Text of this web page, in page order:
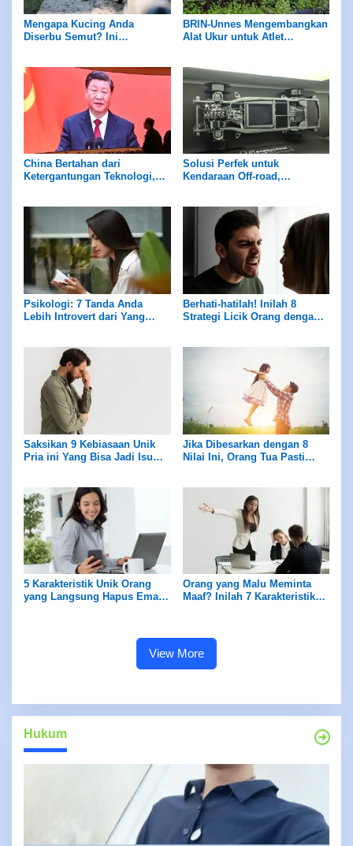
Mengapa Kucing Anda
Diserbu Semut? Ini
BRIN-Unnes Mengembangkan
Alat Ukur untuk Atlet
China Bertahan dari
Ketergantungan Teknologi,
Solusi Perfek untuk
Kendaraan Off-road,
Psikologi: 7 Tanda Anda
Lebih Introvert dari Yang
Berhati-hatilah! Inilah 8
Strategi Licik Orang dengan
Saksikan 9 Kebiasaan Unik
Pria ini Yang Bisa Jadi Isu
Jika Dibesarkan dengan 8
Nilai Ini, Orang Tua Pasti
5 Karakteristik Unik Orang
yang Langsung Hapus Email
Orang yang Malu Meminta
Maaf? Inilah 7 Karakteristik
View More
Hukum